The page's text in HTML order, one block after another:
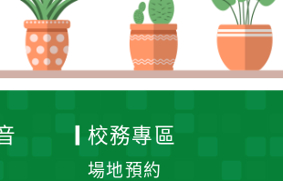
校務專區
場地預約